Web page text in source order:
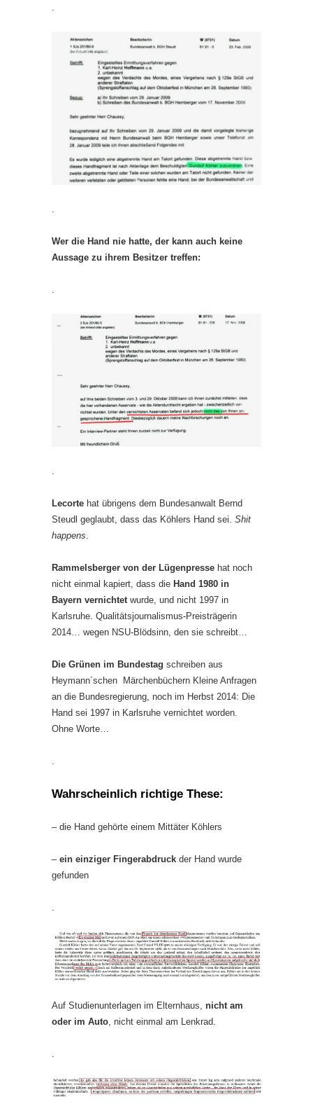
Wer die Hand nie hatte, der kann auch keine
Aussage zu ihrem Besitzer treffen:
Lecorte hat übrigens dem Bundesanwalt Bernd
Steudl geglaubt, dass das Köhlers Hand sei. Shit
happens
Rammelsberger von der Lügenpresse hat noch
nicht einmal kapiert, dass die Hand 1980 in
Bayern vernichtet wurde, und nicht 1997 in
Karlsruhe. Qualitätsjournalismus-Preisträgerin
2014… wegen NSU-Blödsinn, den sie schreibt…
Die Grünen im Bundestag schreiben aus
Heymann´schen Märchenbüchern Kleine Anfragen
an die Bundesregierung, noch im Herbst 2014: Die
Hand sei 1997 in Karlsruhe vernichtet worden.
Ohne Worte…
Wahrscheinlich richtige These:
– die Hand gehörte einem Mittäter Köhlers
– ein einziger Fingerabdruck der Hand wurde
gefunden
Auf Studienunterlagen im Elternhaus, nicht am
oder im Auto , nicht einmal am Lenkrad.